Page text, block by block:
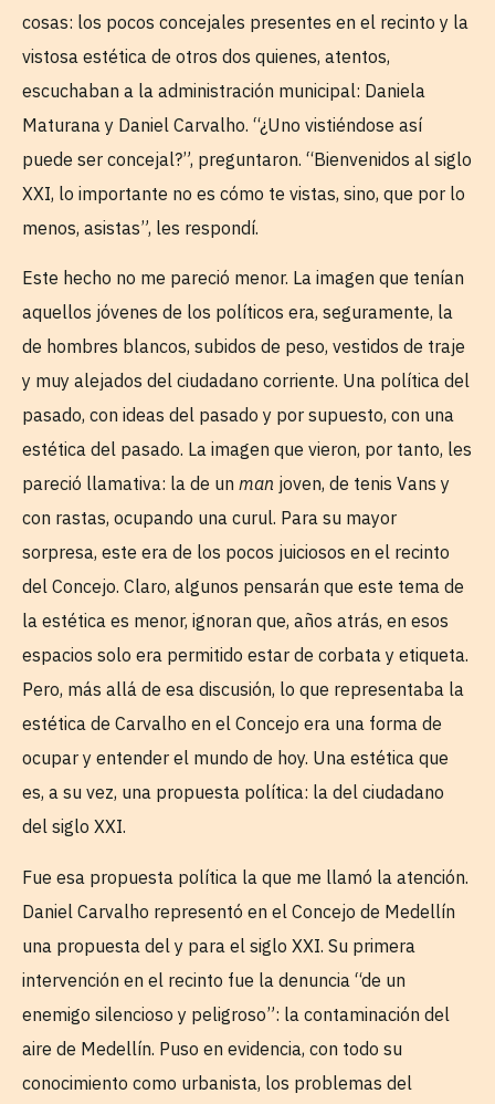
cosas: los pocos concejales presentes en el recinto y la
vistosa estética de otros dos quienes, atentos,
escuchaban a la administración municipal: Daniela
Maturana y Daniel Carvalho. “¿Uno vistiéndose así
puede ser concejal?”, preguntaron. “Bienvenidos al siglo
XXI, lo importante no es cómo te vistas, sino, que por lo
menos, asistas”, les respondí.
Este hecho no me pareció menor. La imagen que tenían
aquellos jóvenes de los políticos era, seguramente, la
de hombres blancos, subidos de peso, vestidos de traje
y muy alejados del ciudadano corriente. Una política del
pasado, con ideas del pasado y por supuesto, con una
estética del pasado. La imagen que vieron, por tanto, les
pareció llamativa: la de un man joven, de tenis Vans y
con rastas, ocupando una curul. Para su mayor
sorpresa, este era de los pocos juiciosos en el recinto
del Concejo. Claro, algunos pensarán que este tema de
la estética es menor, ignoran que, años atrás, en esos
espacios solo era permitido estar de corbata y etiqueta.
Pero, más allá de esa discusión, lo que representaba la
estética de Carvalho en el Concejo era una forma de
ocupar y entender el mundo de hoy. Una estética que
es, a su vez, una propuesta política: la del ciudadano
del siglo XXI.
Fue esa propuesta política la que me llamó la atención.
Daniel Carvalho representó en el Concejo de Medellín
una propuesta del y para el siglo XXI. Su primera
intervención en el recinto fue la denuncia “de un
enemigo silencioso y peligroso”: la contaminación del
aire de Medellín. Puso en evidencia, con todo su
conocimiento como urbanista, los problemas del